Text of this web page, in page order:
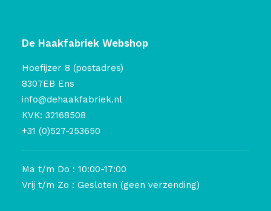
De Haakfabriek Webshop
Hoefijzer 8 (postadres)
8307EB Ens
info@dehaakfabriek.nl
KVK: 32168508
+31 (0)527-253650
Ma t/m Do : 10:00-17:00
Vrij t/m Zo : Gesloten (geen verzending)